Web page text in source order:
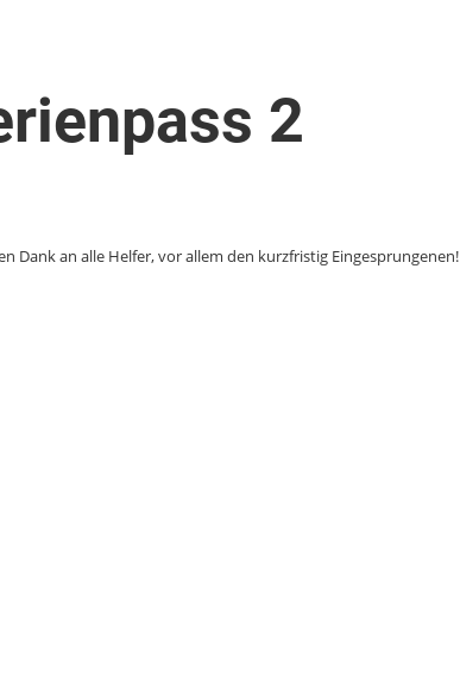
2
Dank an alle Helfer, vor allem den kurzfristig Eingesprungenen!